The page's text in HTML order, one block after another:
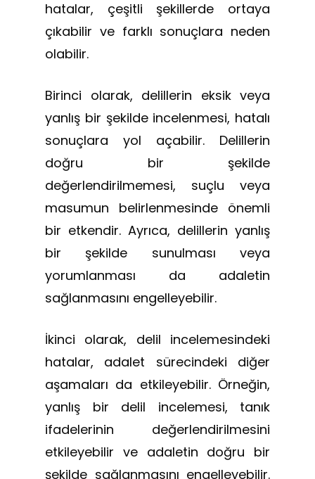
hatalar, çeşitli şekillerde ortaya
çıkabilir ve farklı sonuçlara neden
olabilir.
Birinci olarak, delillerin eksik veya
yanlış bir şekilde incelenmesi, hatalı
sonuçlara yol açabilir. Delillerin
doğru bir şekilde
değerlendirilmemesi, suçlu veya
masumun belirlenmesinde önemli
bir etkendir. Ayrıca, delillerin yanlış
bir şekilde sunulması veya
yorumlanması da adaletin
sağlanmasını engelleyebilir.
İkinci olarak, delil incelemesindeki
hatalar, adalet sürecindeki diğer
aşamaları da etkileyebilir. Örneğin,
yanlış bir delil incelemesi, tanık
ifadelerinin değerlendirilmesini
etkileyebilir ve adaletin doğru bir
şekilde sağlanmasını engelleyebilir.